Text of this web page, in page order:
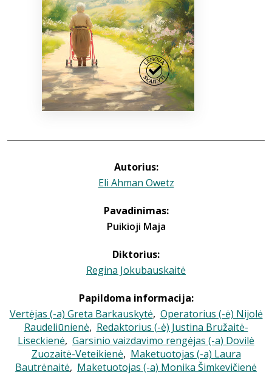
info@elvislab.lt
Autorius:
Eli Ahman Owetz
Pavadinimas:
Puikioji Maja
Diktorius:
Regina Jokubauskaitė
Papildoma informacija:
Vertėjas (-a) Greta Barkauskytė, Operatorius (-ė) Nijolė
Raudeliūnienė, Redaktorius (-ė) Justina Bružaitė-
Liseckienė, Garsinio vaizdavimo rengėjas (-a) Dovilė
Zuozaitė-Veteikienė, Maketuotojas (-a) Laura
Bautrėnaitė, Maketuotojas (-a) Monika Šimkevičienė